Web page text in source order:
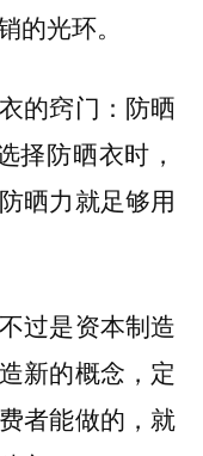
的光环。
的窍门：防晒
择防晒衣时，
晒力就足够用
过是资本制造
新的概念，定
者能做的，就